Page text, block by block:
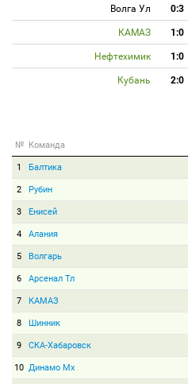
Волга Ул 0:3
КАМАЗ 1:0
Нефтехимик 1:0
Кубань 2:0
№ Команда
1 Балтика
2 Рубин
3 Енисей
4 Алания
5 Волгарь
6 Арсенал Тл
7 КАМАЗ
8 Шинник
9 СКА-Хабаровск
10 Динамо Мх